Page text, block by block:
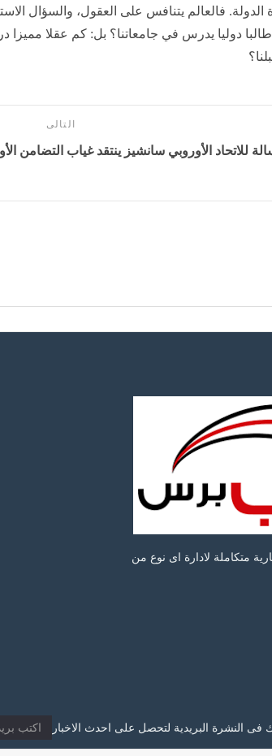
الدولة. فالعالم يتنافس على العقول، والسؤال
دوليا يدرس في جامعاتنا؟ بل: كم عقلا مميزا
التالى
للاتحاد الأوروبي سانشيز ينتقد غياب التضامن
متكاملة لادارة اى نوع من
فى النشرة البريدية لتحصل على احدث الاخبار